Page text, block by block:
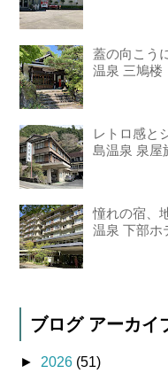
蓋の向こう
温泉 三鳩楼
レトロ感と
島温泉 泉屋
憧れの宿、
温泉 下部ホ
ブログ アーカイ
► 2026 (51)